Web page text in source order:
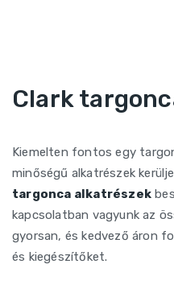
Clark
Kiemelten fontos egy
minőségű alkatrészek
targonca alkatrészek
kapcsolatban vagyunk az
gyorsan, és kedvező áron
és kiegészítőket.